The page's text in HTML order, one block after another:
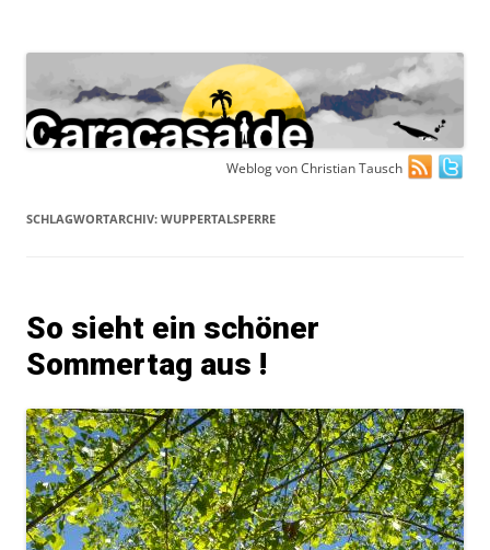
Weblog von Christian Tausch
SCHLAGWORTARCHIV: WUPPERTALSPERRE
So sieht ein schöner
Sommertag aus !